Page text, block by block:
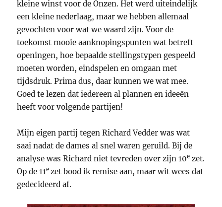
kleine winst voor de Onzen. Het werd uiteindelijk
een kleine nederlaag, maar we hebben allemaal
gevochten voor wat we waard zijn. Voor de
toekomst mooie aanknopingspunten wat betreft
openingen, hoe bepaalde stellingstypen gespeeld
moeten worden, eindspelen en omgaan met
tijdsdruk. Prima dus, daar kunnen we wat mee.
Goed te lezen dat iedereen al plannen en ideeën
heeft voor volgende partijen!
Mijn eigen partij tegen Richard Vedder was wat
saai nadat de dames al snel waren geruild. Bij de
analyse was Richard niet tevreden over zijn 10e zet.
Op de 11e zet bood ik remise aan, maar wit wees dat
gedecideerd af.